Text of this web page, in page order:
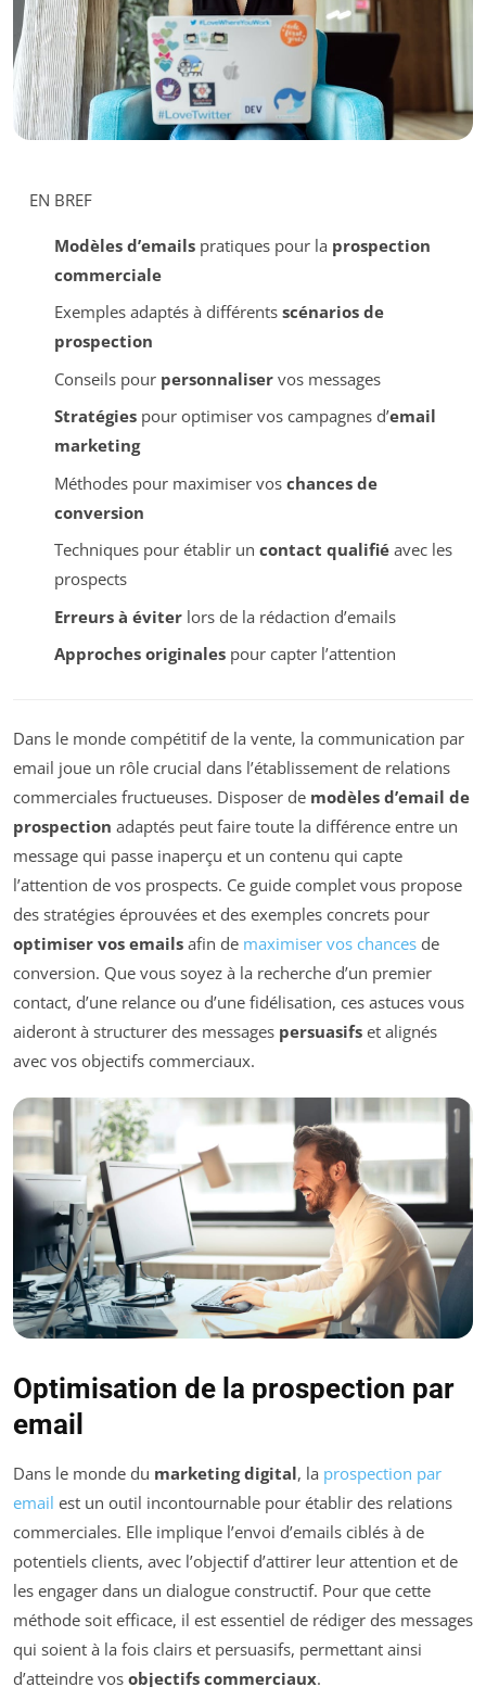
EN BREF
Modèles d’emailspratiques pour la prospection
commerciale
Exemples adaptés à différents scénarios de
prospection
Conseils pour personnaliservos messages
Stratégiespour optimiser vos campagnes d’email
marketing
Méthodes pour maximiser vos chances de
conversion
Techniques pour établir un contact qualifiéavec les
prospects
Erreurs à éviterlors de la rédaction d’emails
Approches originalespour capter l’attention
Dans le monde compétitif de la vente, la communication par
email joue un rôle crucial dans l’établissement de relations
commerciales fructueuses. Disposer de modèles d’email de
prospection adaptés peut faire toute la différence entre un
message qui passe inaperçu et un contenu qui capte
l’attention de vos prospects. Ce guide complet vous propose
des stratégies éprouvées et des exemples concrets pour
optimiser vos emails afin de maximiser vos chances de
conversion. Que vous soyez à la recherche d’un premier
contact, d’une relance ou d’une fidélisation, ces astuces vous
aideront à structurer des messages persuasifs et alignés
avec vos objectifs commerciaux.
Optimisation de la prospection par
email
Dans le monde du marketing digital, la prospection par
email est un outil incontournable pour établir des relations
commerciales. Elle implique l’envoi d’emails ciblés à de
potentiels clients, avec l’objectif d’attirer leur attention et de
les engager dans un dialogue constructif. Pour que cette
méthode soit efficace, il est essentiel de rédiger des messages
qui soient à la fois clairs et persuasifs, permettant ainsi
d’atteindre vos objectifs commerciaux.